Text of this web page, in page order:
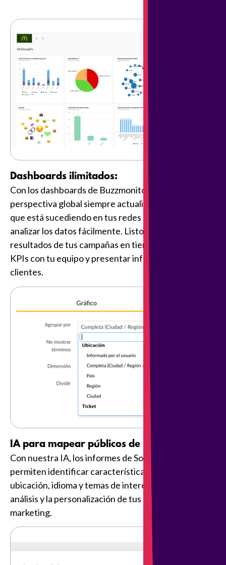
Dashboards ilimitados:
Con los dashboards de Buzzmonitor tendrás una
perspectiva global siempre actualizada de todo lo
que está sucediendo en tus redes sociales para
analizar los datos fácilmente. Listos para seguir los
resultados de tus campañas en tiempo real, evaluar
KPIs con tu equipo y presentar informes a tus
clientes.
IA para mapear públicos de interés:
Con nuestra IA, los informes de Social Listening
permiten identificar características como género,
ubicación, idioma y temas de interés, lo que facilita el
análisis y la personalización de tus campañas de
marketing.